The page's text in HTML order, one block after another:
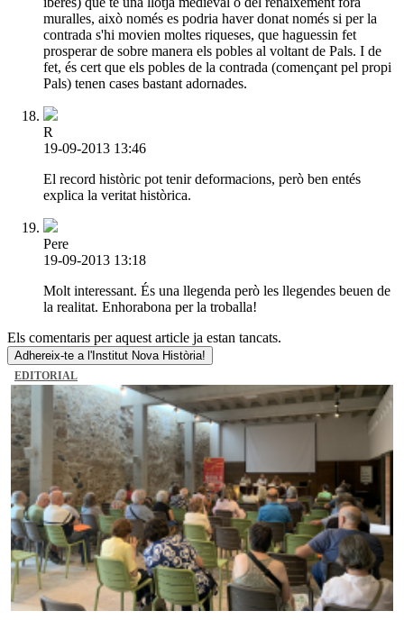
muralles, això només es podria haver donat només si per la
contrada s'hi movien moltes riqueses, que haguessin fet
prosperar de sobre manera els pobles al voltant de Pals. I de
fet, és cert que els pobles de la contrada (començant pel propi
Pals) tenen cases bastant adornades.
R
19-09-2013 13:46
El record històric pot tenir deformacions, però ben entés
explica la veritat històrica.
Pere
19-09-2013 13:18
Molt interessant. És una llegenda però les llegendes beuen de
la realitat. Enhorabona per la troballa!
Els comentaris per aquest article ja estan tancats.
Adhereix-te a l'Institut Nova Història!
EDITORIAL